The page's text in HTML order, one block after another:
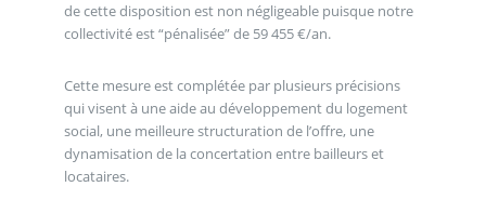
de cette disposition est non négligeable puisque notre
collectivité est “pénalisée” de 59 455 €/an.
Cette mesure est complétée par plusieurs précisions
qui visent à une aide au développement du logement
social, une meilleure structuration de l’offre, une
dynamisation de la concertation entre bailleurs et
locataires.